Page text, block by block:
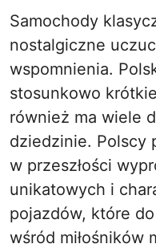
Samochody klasyczne zawsze wzbudzają
nostalgiczne
wspomnienia.
stosunkowo
również ma wiele
dziedzinie. Polscy
w przeszłości
unikatowych i
pojazdów, które
wśród miłośników